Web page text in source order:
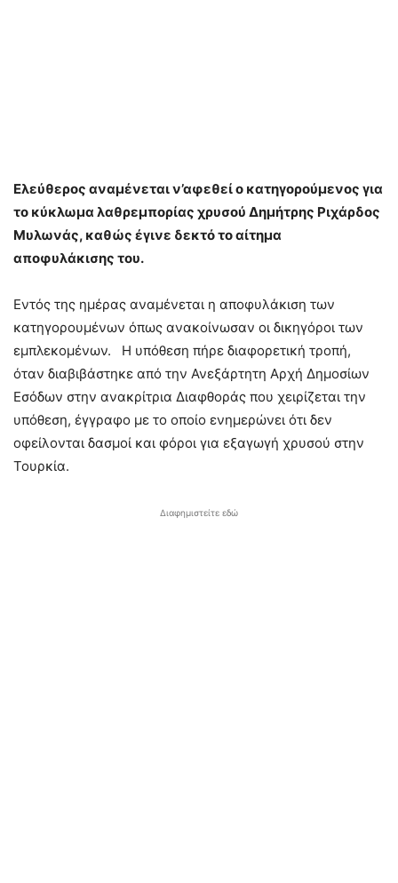
Ελεύθερος αναμένεται ν’αφεθεί ο κατηγορούμενος για
το κύκλωμα λαθρεμπορίας χρυσού Δημήτρης Ριχάρδος
Μυλωνάς, καθώς έγινε δεκτό το αίτημα
αποφυλάκισης του.
Εντός της ημέρας αναμένεται η αποφυλάκιση των
κατηγορουμένων όπως ανακοίνωσαν οι δικηγόροι των
εμπλεκομένων. Η υπόθεση πήρε διαφορετική τροπή,
όταν διαβιβάστηκε από την Ανεξάρτητη Αρχή Δημοσίων
Εσόδων στην ανακρίτρια Διαφθοράς που χειρίζεται την
υπόθεση, έγγραφο με το οποίο ενημερώνει ότι δεν
οφείλονται δασμοί και φόροι για εξαγωγή χρυσού στην
Τουρκία.
Διαφημιστείτε εδώ